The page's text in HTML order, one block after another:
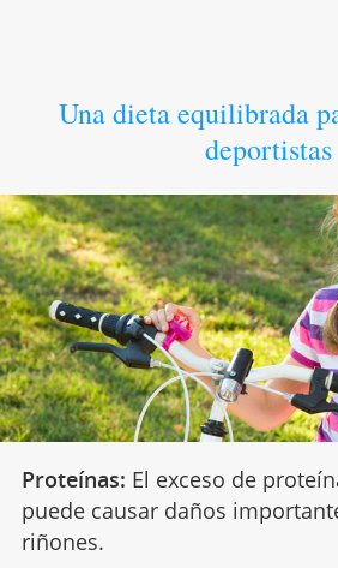
Una dieta equilibrada
deportistas
Proteínas: El exceso de
puede causar daños
riñones.